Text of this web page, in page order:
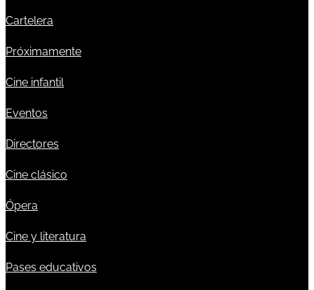
Cartelera
Próximamente
Cine infantil
Eventos
Directores
Cine clásico
Ópera
Cine y literatura
Pases educativos